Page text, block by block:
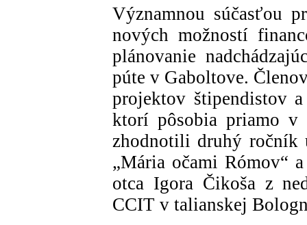
Významnou súčasťou
nových možností
plánovanie
púte v Gaboltove.
projektov štipendistov
ktorí pôsobia priamo
zhodnotili druhý ročník
„Mária očami Rómov“
otca Igora Čikoša z
CCIT v talianskej